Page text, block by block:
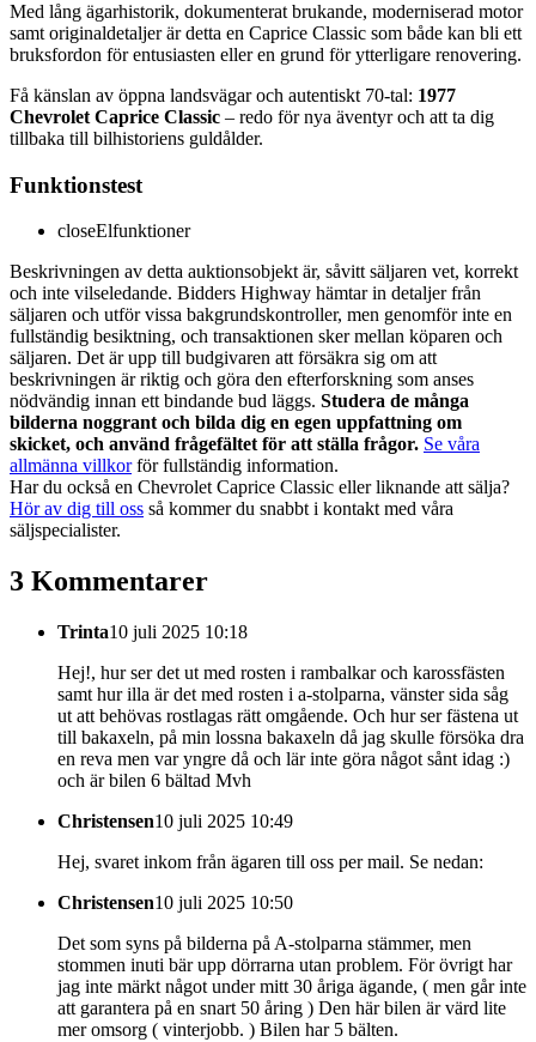
Med lång ägarhistorik, dokumenterat brukande, moderniserad motor
samt originaldetaljer är detta en Caprice Classic som både kan bli ett
bruksfordon för entusiasten eller en grund för ytterligare renovering.
Få känslan av öppna landsvägar och autentiskt 70-tal: 1977
Chevrolet Caprice Classic – redo för nya äventyr och att ta dig
tillbaka till bilhistoriens guldålder.
Funktionstest
closeElfunktioner
Beskrivningen av detta auktionsobjekt är, såvitt säljaren vet, korrekt
och inte vilseledande. Bidders Highway hämtar in detaljer från
säljaren och utför vissa bakgrundskontroller, men genomför inte en
fullständig besiktning, och transaktionen sker mellan köparen och
säljaren. Det är upp till budgivaren att försäkra sig om att
beskrivningen är riktig och göra den efterforskning som anses
nödvändig innan ett bindande bud läggs. Studera de många
bilderna noggrant och bilda dig en egen uppfattning om
skicket, och använd frågefältet för att ställa frågor. Se våra
allmänna villkorför fullständig information.
Har du också en Chevrolet Caprice Classic eller liknande att sälja?
Hör av dig till oss så kommer du snabbt i kontakt med våra
säljspecialister.
3 Kommentarer
Trinta10 juli 2025 10:18
Hej!, hur ser det ut med rosten i rambalkar och karossfästen
samt hur illa är det med rosten i a-stolparna, vänster sida såg
ut att behövas rostlagas rätt omgående. Och hur ser fästena ut
till bakaxeln, på min lossna bakaxeln då jag skulle försöka dra
en reva men var yngre då och lär inte göra något sånt idag :)
och är bilen 6 bältad Mvh
Christensen10 juli 2025 10:49
Hej, svaret inkom från ägaren till oss per mail. Se nedan:
Christensen10 juli 2025 10:50
Det som syns på bilderna på A-stolparna stämmer, men
stommen inuti bär upp dörrarna utan problem. För övrigt har
jag inte märkt något under mitt 30 åriga ägande, ( men går inte
att garantera på en snart 50 åring ) Den här bilen är värd lite
mer omsorg ( vinterjobb. ) Bilen har 5 bälten.